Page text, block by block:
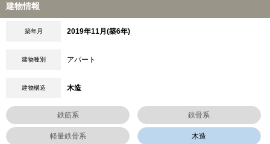
建物情報
築年月 2019年11月(築6年)
建物種別 アパート
建物構造 木造
鉄筋系 鉄骨系
軽量鉄骨系 木造